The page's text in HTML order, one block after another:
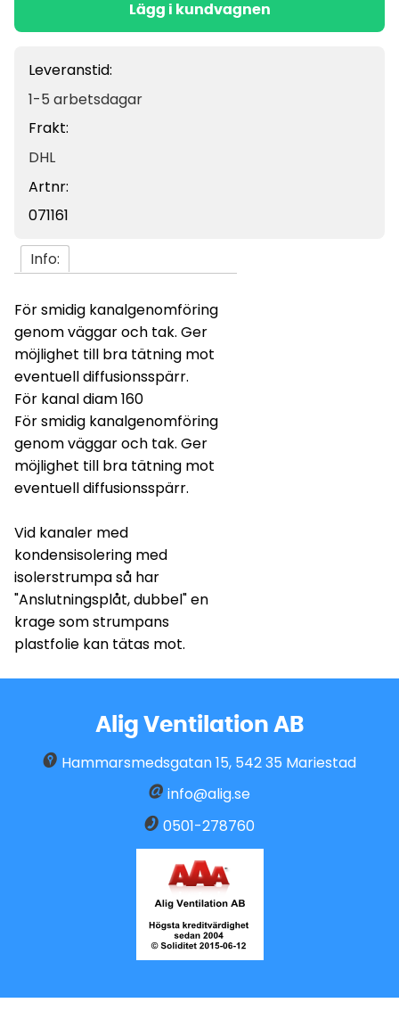
Lägg i kundvagnen
Leveranstid:
1-5 arbetsdagar
Frakt:
DHL
Artnr:
071161
Info:
För smidig kanalgenomföring
genom väggar och tak. Ger
möjlighet till bra tätning mot
eventuell diffusionsspärr.
För kanal diam 160
För smidig kanalgenomföring
genom väggar och tak. Ger
möjlighet till bra tätning mot
eventuell diffusionsspärr.
Vid kanaler med
kondensisolering med
isolerstrumpa så har
"Anslutningsplåt, dubbel" en
krage som strumpans
plastfolie kan tätas mot.
Alig Ventilation AB
Hammarsmedsgatan 15, 542 35 Mariestad
info@alig.se
0501-278760